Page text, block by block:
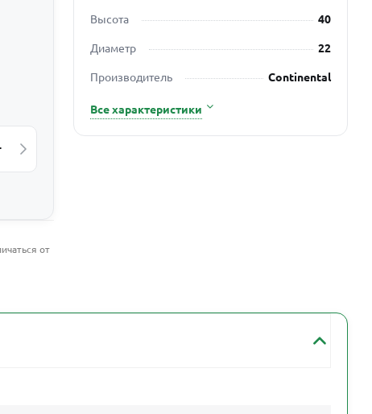
от
Высота
40
Диаметр
22
Производитель
Continental
Все характеристики